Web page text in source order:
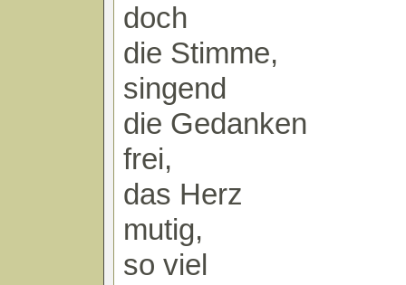
doch
die Stimme,
singend
die Gedanken
frei,
das Herz
mutig,
so viel